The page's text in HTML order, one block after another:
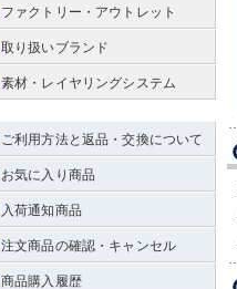
ファクトリー・アウトレット
取り扱いブランド
素材・レイヤリングシステム
ご利用方法と返品・交換について
お気に入り商品
入荷通知商品
注文商品の確認・キャンセル
商品購入履歴